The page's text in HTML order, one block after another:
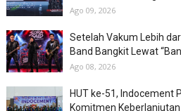
Ago 09, 2026
Setelah Vakum Lebih
Band Bangkit Lewat
Ago 08, 2026
HUT ke-51, Indocement
Komitmen Keberlanjutan